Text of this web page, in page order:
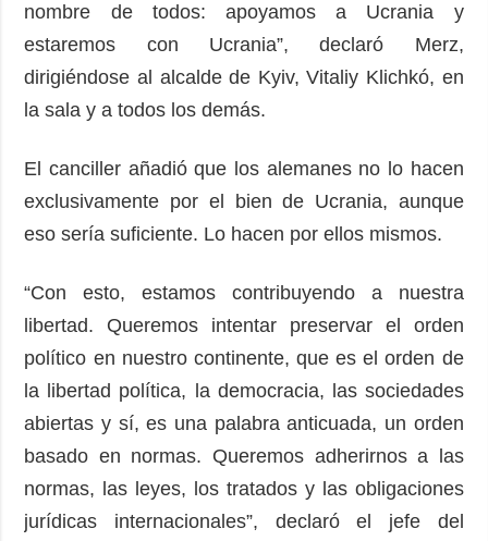
nombre de todos: apoyamos a Ucrania y
estaremos con Ucrania”, declaró Merz,
dirigiéndose al alcalde de Kyiv, Vitaliy Klichkó, en
la sala y a todos los demás.
El canciller añadió que los alemanes no lo hacen
exclusivamente por el bien de Ucrania, aunque
eso sería suficiente. Lo hacen por ellos mismos.
“Con esto, estamos contribuyendo a nuestra
libertad. Queremos intentar preservar el orden
político en nuestro continente, que es el orden de
la libertad política, la democracia, las sociedades
abiertas y sí, es una palabra anticuada, un orden
basado en normas. Queremos adherirnos a las
normas, las leyes, los tratados y las obligaciones
jurídicas internacionales”, declaró el jefe del